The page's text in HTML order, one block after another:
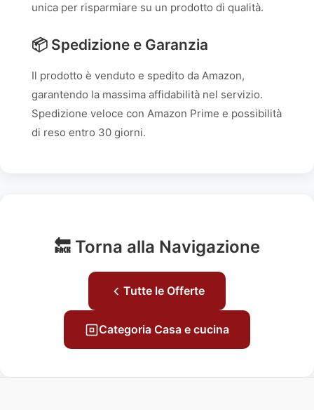
unica per risparmiare su un prodotto di qualità.
📦 Spedizione e Garanzia
Il prodotto è venduto e spedito da Amazon,
garantendo la massima affidabilità nel servizio.
Spedizione veloce con Amazon Prime e possibilità
di reso entro 30 giorni.
🔙 Torna alla Navigazione
Tutte le Offerte
Categoria Casa e cucina